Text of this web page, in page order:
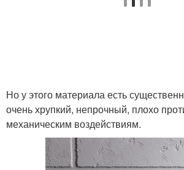
Но у этого материала есть
очень хрупкий, непрочный, плохо
механическим воздействиям.